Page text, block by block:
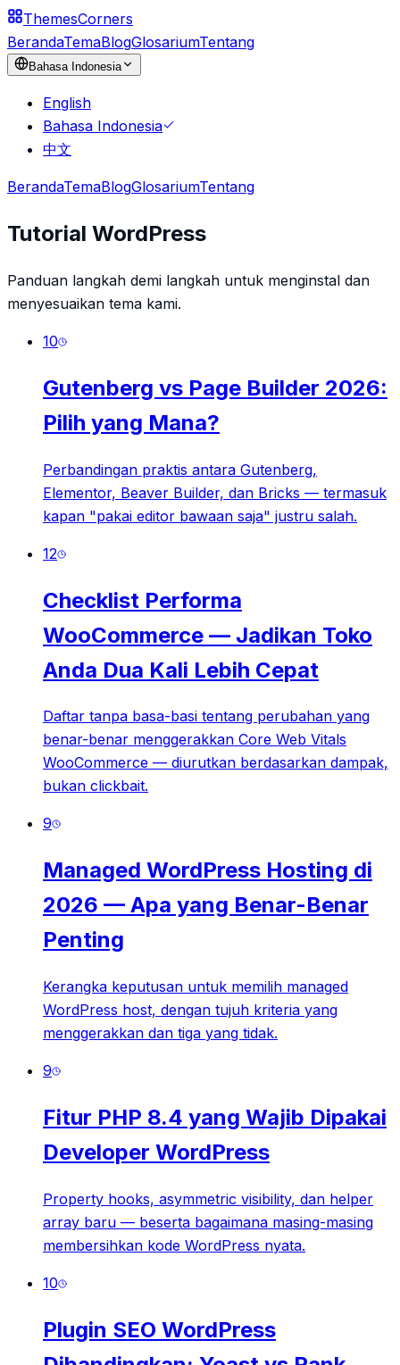
ThemesCorners
BerandaTemaBlogGlosariumTentang
Bahasa Indonesia
English
Bahasa Indonesia
中文
BerandaTemaBlogGlosariumTentang
Tutorial WordPress
Panduan langkah demi langkah untuk menginstal dan
menyesuaikan tema kami.
10
Gutenberg vs Page Builder 2026:
Pilih yang Mana?
Perbandingan praktis antara Gutenberg,
Elementor, Beaver Builder, dan Bricks — termasuk
kapan "pakai editor bawaan saja" justru salah.
12
Checklist Performa
WooCommerce — Jadikan Toko
Anda Dua Kali Lebih Cepat
Daftar tanpa basa-basi tentang perubahan yang
benar-benar menggerakkan Core Web Vitals
WooCommerce — diurutkan berdasarkan dampak,
bukan clickbait.
9
Managed WordPress Hosting di
2026 — Apa yang Benar-Benar
Penting
Kerangka keputusan untuk memilih managed
WordPress host, dengan tujuh kriteria yang
menggerakkan dan tiga yang tidak.
9
Fitur PHP 8.4 yang Wajib Dipakai
Developer WordPress
Property hooks, asymmetric visibility, dan helper
array baru — beserta bagaimana masing-masing
membersihkan kode WordPress nyata.
10
Plugin SEO WordPress